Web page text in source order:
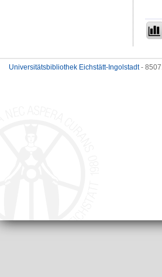
Universitätsbibliothek Eichstätt-Ingolstadt-